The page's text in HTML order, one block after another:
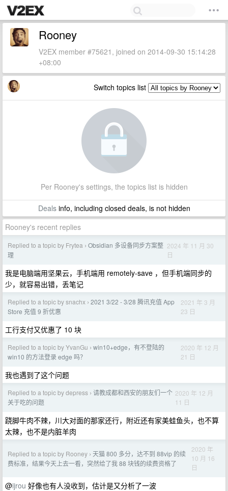
Rooney
V2EX member #75621, joined on 2014-09-30 15:14:28
+08:00
Switch topics list
Per Rooney's settings, the topics list is hidden
Dealsinfo, including closed deals, is not hidden
Rooney's recent replies
Replied to a topic by Frytea › Obsidian 多设备同步方案整
理
2024 年 11 月 30
日
我是电脑端用坚果云，手机端用 remotely-save ，但手机端同步的
少，就容易出错，丢笔记
Replied to a topic by snachx › 2021 3/22 - 3/28 腾讯充值 App
Store 充值 9 折优惠
2021 年 3 月
23 日
工行支付又优惠了 10 块
Replied to a topic by YvanGu › win10+edge，有不登陆的
win10 的方法登录 edge 吗？
2020 年 12 月
21 日
我也遇到了这个问题
Replied to a topic by depress › 请教成都和西安的朋友们一个
关于吃的问题
2020 年 12 月
11 日
跷脚牛肉不辣，川大对面的那家还行，附近还有家美蛙鱼头，也不算
太辣，也不是内脏羊肉
Replied to a topic by Rooney › 天猫 800 多分，达不到 88vip 的续
费标准，结果今天上去一看，突然给了我 88 块钱的续费资格了
2020 年
10 月 16
日
@ijrou 好像也有人没收到，估计是又分析了一波